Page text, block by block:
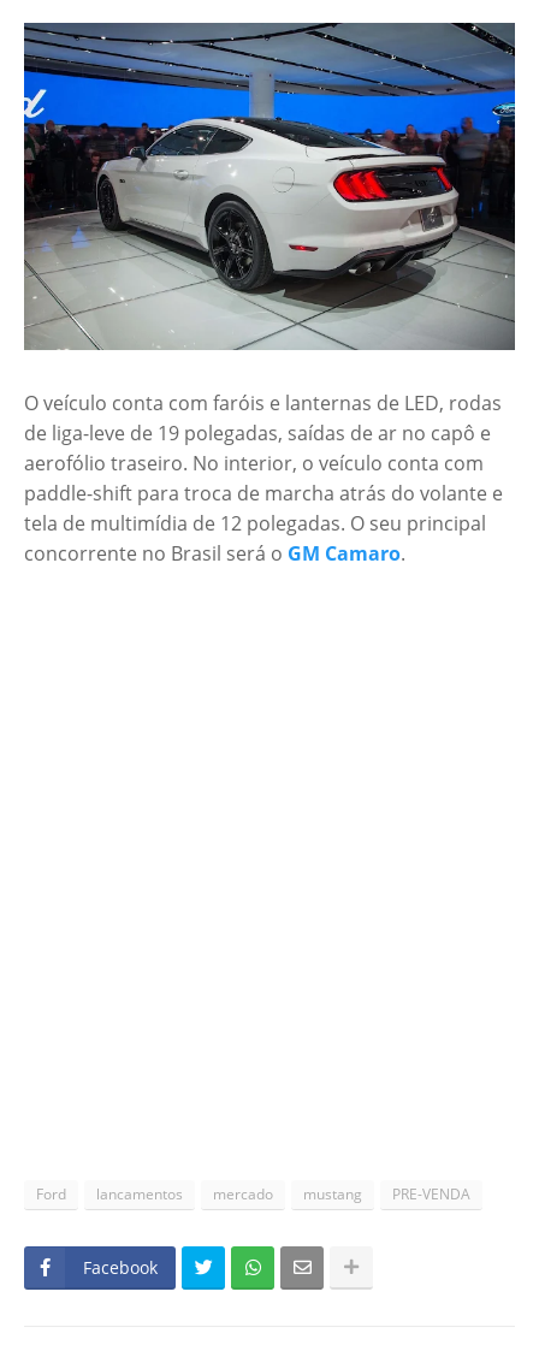
O veículo conta com faróis e lanternas de LED, rodas
de liga-leve de 19 polegadas, saídas de ar no capô e
aerofólio traseiro. No interior, o veículo conta com
paddle-shift para troca de marcha atrás do volante e
tela de multimídia de 12 polegadas. O seu principal
concorrente no Brasil será o GM Camaro.
Ford lancamentos mercado mustang PRE-VENDA
Facebook